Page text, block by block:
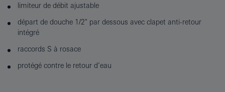
limiteur de débit ajustable
départ de douche 1/2" par dessous avec clapet anti-retour
intégré
raccords S à rosace
protégé contre le retour d’eau